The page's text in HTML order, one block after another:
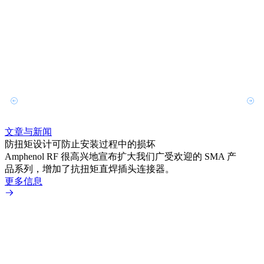
文章与新闻
防扭矩设计可防止安装过程中的损坏
Amphenol RF 很高兴地宣布扩大我们广受欢迎的 SMA 产
品系列，增加了抗扭矩直焊插头连接器。
更多信息